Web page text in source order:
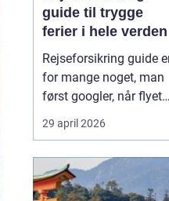
guide til trygge
ferier i hele verden
Rejseforsikring guide
for mange noget, man
først googler, når flyet
snart letter, eller passet
allerede ligger i
af det er en god
rejseforsikring lige så
29 april 2026